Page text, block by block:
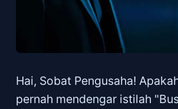
Hai, Sobat Pengusaha!
pernah mendengar istilah